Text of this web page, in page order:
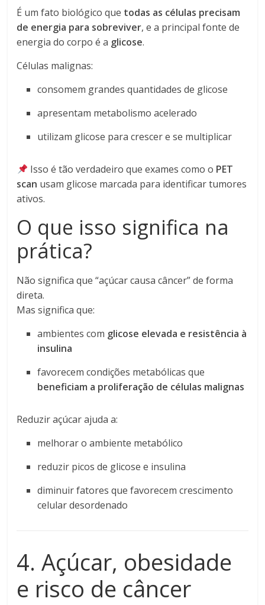
É um fato biológico que todas as células precisam
de energia para sobreviver, e a principal fonte de
energia do corpo é a glicose.
Células malignas:
consomem grandes quantidades de glicose
apresentam metabolismo acelerado
utilizam glicose para crescer e se multiplicar
Isso é tão verdadeiro que exames como o PET
scan usam glicose marcada para identificar tumores
ativos.
O que isso significa na
prática?
Não significa que “açúcar causa câncer” de forma
direta.
Mas significa que:
ambientes com glicose elevada e resistência à
insulina
favorecem condições metabólicas que
beneficiam a proliferação de células malignas
Reduzir açúcar ajuda a:
melhorar o ambiente metabólico
reduzir picos de glicose e insulina
diminuir fatores que favorecem crescimento
celular desordenado
4. Açúcar, obesidade
e risco de câncer